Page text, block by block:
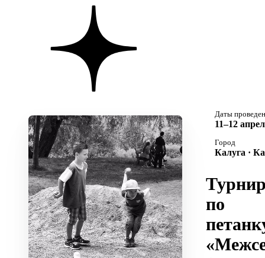
Даты
11–12
Город
Калуга ·
по